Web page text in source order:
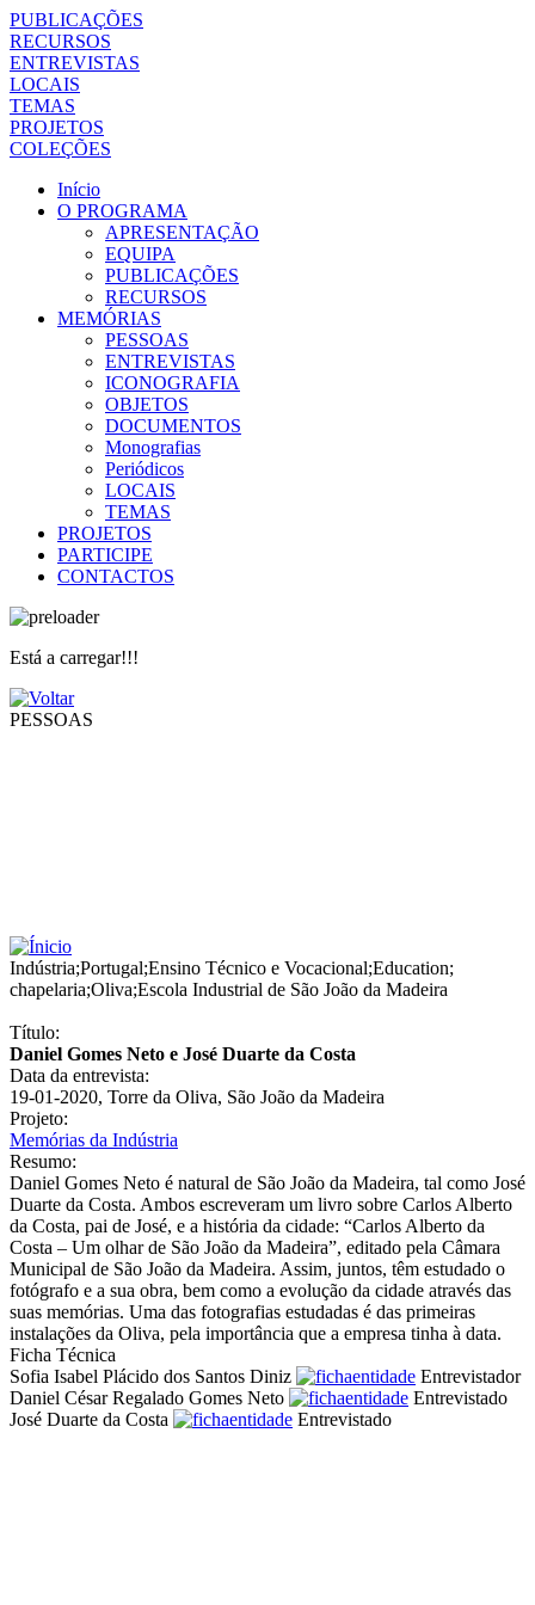
PUBLICAÇÕES
RECURSOS
ENTREVISTAS
LOCAIS
TEMAS
PROJETOS
COLEÇÕES
Início
O PROGRAMA
APRESENTAÇÃO
EQUIPA
PUBLICAÇÕES
RECURSOS
MEMÓRIAS
PESSOAS
ENTREVISTAS
ICONOGRAFIA
OBJETOS
DOCUMENTOS
Monografias
Periódicos
LOCAIS
TEMAS
PROJETOS
PARTICIPE
CONTACTOS
Está a carregar!!!
PESSOAS
Indústria;Portugal;Ensino Técnico e Vocacional;Education;
chapelaria;Oliva;Escola Industrial de São João da Madeira
Título:
Daniel Gomes Neto e José Duarte da Costa
Data da entrevista:
19-01-2020, Torre da Oliva, São João da Madeira
Projeto:
Memórias da Indústria
Resumo:
Daniel Gomes Neto é natural de São João da Madeira, tal como José
Duarte da Costa. Ambos escreveram um livro sobre Carlos Alberto
da Costa, pai de José, e a história da cidade: “Carlos Alberto da
Costa – Um olhar de São João da Madeira”, editado pela Câmara
Municipal de São João da Madeira. Assim, juntos, têm estudado o
fotógrafo e a sua obra, bem como a evolução da cidade através das
suas memórias. Uma das fotografias estudadas é das primeiras
instalações da Oliva, pela importância que a empresa tinha à data.
Ficha Técnica
Sofia Isabel Plácido dos Santos Diniz
Entrevistador
Daniel César Regalado Gomes Neto
Entrevistado
José Duarte da Costa
Entrevistado